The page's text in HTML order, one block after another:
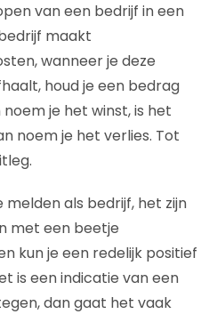
van een bedrijf in een
maakt
wanneer je deze
houd je een bedrag
je het winst, is het
noem je het verlies. Tot
als bedrijf, het zijn
met een beetje
kun je een redelijk positief
is een indicatie van een
dan gaat het vaak